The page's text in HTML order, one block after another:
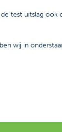
test uitslag
wij in